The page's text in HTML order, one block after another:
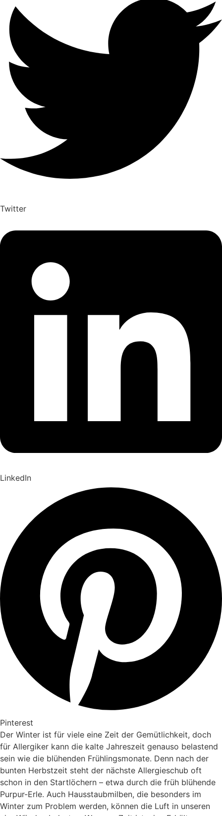
Twitter
LinkedIn
Pinterest
Der Winter ist für viele eine Zeit der Gemütlichkeit, doch
für Allergiker kann die kalte Jahreszeit genauso belastend
sein wie die blühenden Frühlingsmonate. Denn nach der
bunten Herbstzeit steht der nächste Allergieschub oft
schon in den Startlöchern – etwa durch die früh blühende
Purpur-Erle. Auch Hausstaubmilben, die besonders im
Winter zum Problem werden, können die Luft in unseren